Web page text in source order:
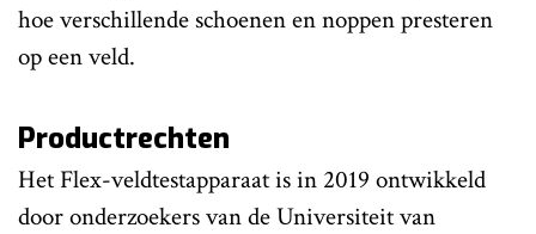
hoe verschillende schoenen en noppen presteren
op een veld.
Productrechten
Het Flex-veldtestapparaat is in 2019 ontwikkeld
door onderzoekers van de Universiteit van